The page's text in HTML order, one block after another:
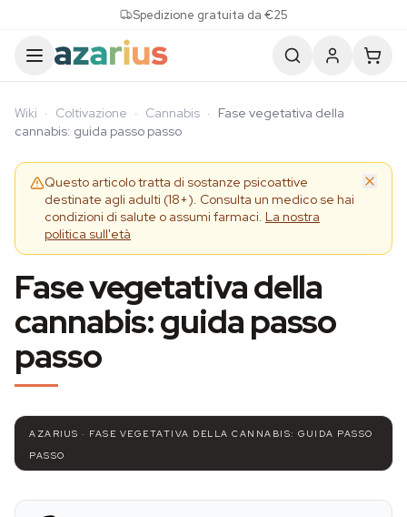
Spedizione gratuita da €25
Wiki · Coltivazione · Cannabis · Fase vegetativa della
cannabis: guida passo passo
Questo articolo tratta di sostanze psicoattive
destinate agli adulti (18+). Consulta un medico se hai
condizioni di salute o assumi farmaci. La nostra
politica sull'età
Fase vegetativa della
cannabis: guida passo
passo
AZARIUS · FASE VEGETATIVA DELLA CANNABIS: GUIDA PASSO
PASSO